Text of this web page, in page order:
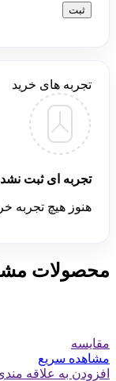
تجربه های خرید
تجربه ای ثبت
هنوز هیچ تجربه
محصولات
مقایسه
مشاهده سریع
افزودن به علاقه